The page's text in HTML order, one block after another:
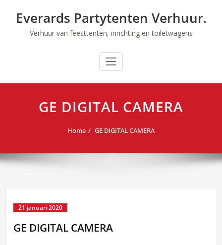
Everards Partytenten Verhuur.
Verhuur van feesttenten, inrichting en toiletwagens
GE DIGITAL CAMERA
Home GE DIGITAL CAMERA
21 januari 2020
GE DIGITAL CAMERA